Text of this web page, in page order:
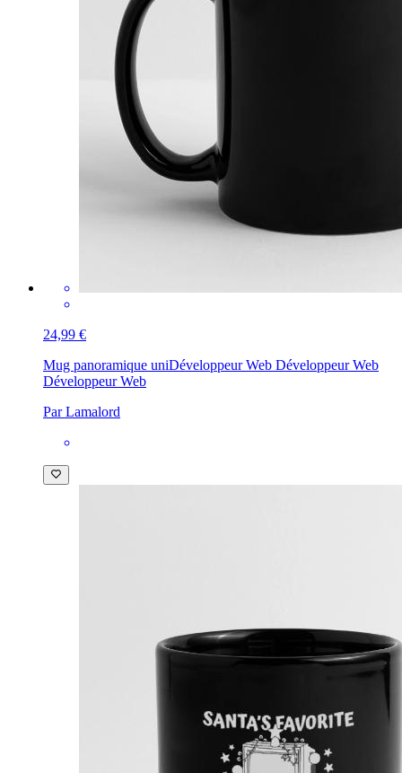
24,99 €
Mug panoramique uniDéveloppeur Web Développeur Web
Développeur Web
Par Lamalord